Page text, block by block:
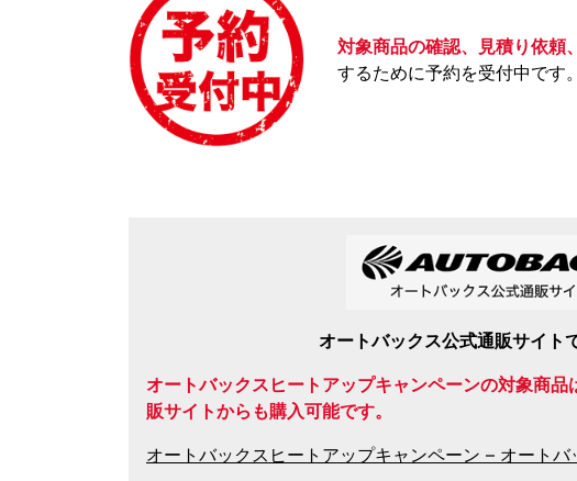
対象商品の確認、見積り依頼
するために予約を受付中です。
オートバックス公式通販サイト
オートバックスヒートアップキャンペーンの対象商
販サイトからも購入可能です。
オートバックスヒートアップキャンペーン – オートバ